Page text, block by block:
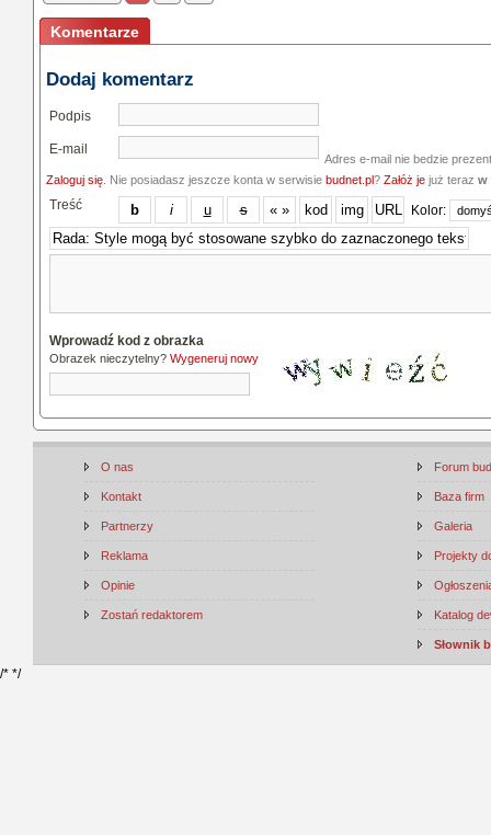
Komentarze
Dodaj komentarz
Podpis
E-mail
Adres e-mail nie bedzie
Zaloguj się . Nie posiadasz jeszcze konta w serwisie budnet.pl? Załóż je już teraz w
Treść Kolor:
Wprowadź kod z obrazka
Obrazek nieczytelny? Wygeneruj nowy
O nas
Kontakt
Partnerzy
Reklama
Opinie
Zostań redaktorem
Forum
Baza firm
Galeria
Projekty
Katalog
Słownik
/* */